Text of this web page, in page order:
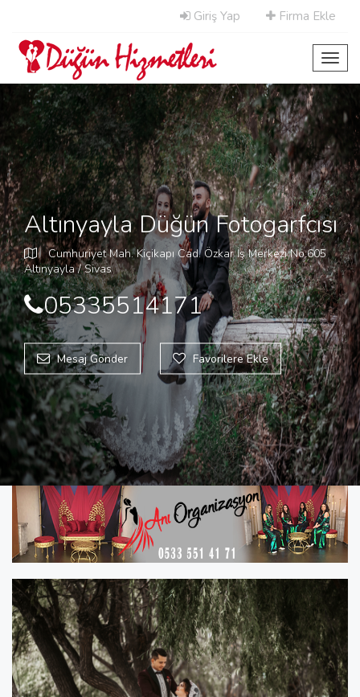
Giriş Yap Firma Ekle
Altınyayla Düğün Fotogarfcısı
Cumhuriyet Mah. Kiçikapı Cad. Özkar İş Merkezi No:605
Altınyayla / Sivas
05335514171
Mesaj Gönder Favorilere Ekle